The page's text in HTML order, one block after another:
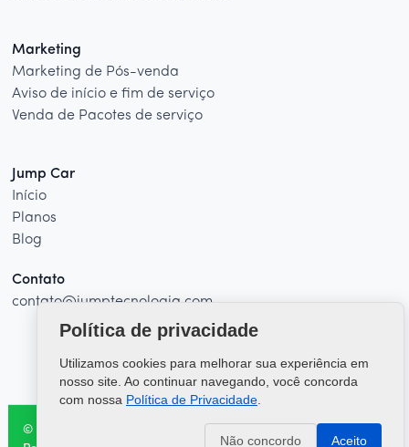
Marketing
Marketing de Pós-venda
Aviso de início e fim de serviço
Venda de Pacotes de serviço
Jump Car
Início
Planos
Blog
Contato
contato@jumptecnologia.com
© 2026 - Jump Car. Todos os direitos reservados
Política de privacidade
Utilizamos cookies para melhorar sua experiência em
nosso site. Ao continuar navegando, você concorda
com nossa Política de Privacidade
Não concordo Aceito